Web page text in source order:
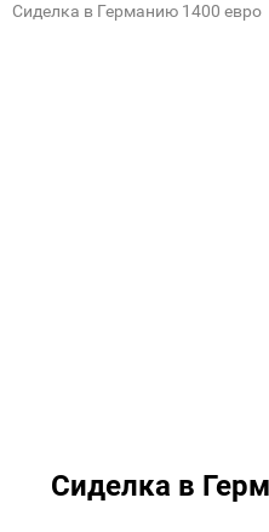
Сиделка в Германию 1400 евро
Сиделка в